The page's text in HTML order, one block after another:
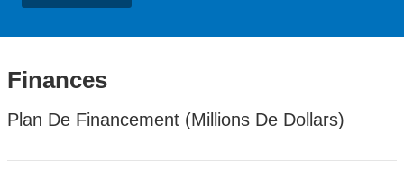
Finances
Plan De Financement (Millions De Dollars)